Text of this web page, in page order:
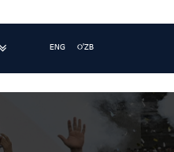
ENG O'ZB